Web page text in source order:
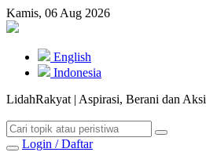
Kamis, 06 Aug 2026
English
Indonesia
LidahRakyat | Aspirasi, Berani dan Aksi
Login / Daftar